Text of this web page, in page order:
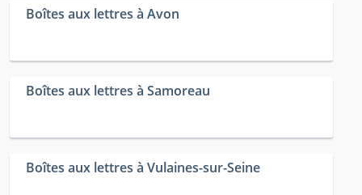
Boîtes aux lettres à Avon
Boîtes aux lettres à Samoreau
Boîtes aux lettres à Vulaines-sur-Seine